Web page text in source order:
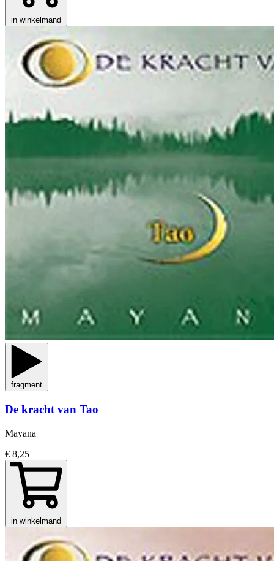
in winkelmand
fragment
De kracht van Tao
Mayana
€ 8,25
in winkelmand